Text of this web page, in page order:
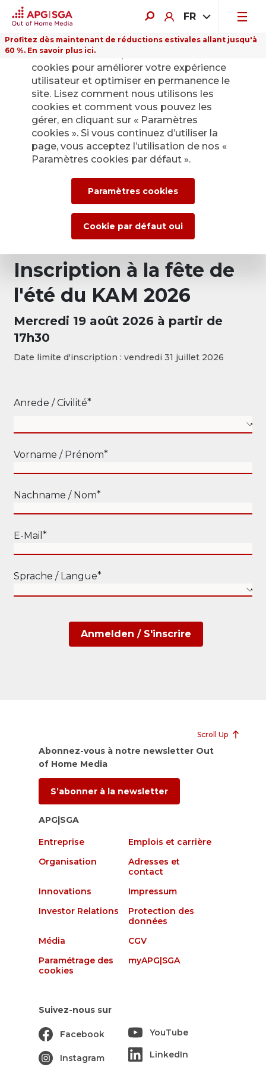
FR
Profitez dès maintenant de réductions estivales allant jusqu'à
60 %. En savoir plus ici.
Inscription à la fête de
l'été du KAM 2026
Mercredi 19 août 2026 à partir de
17h30
Date limite d'inscription : vendredi 31 juillet 2026
Anrede / Civilité
Vorname / Prénom
Nachname / Nom
E-Mail
Sprache / Langue
Anmelden / S'inscrire
Scroll Up
Abonnez-vous à notre newsletter Out
of Home Media
S’abonner à la newsletter
APG|SGA
Entreprise
Emplois et carrière
Organisation
Adresses et
contact
Innovations
Impressum
Investor Relations
Protection des
données
Média
CGV
Paramétrage des
cookies
myAPG|SGA
Suivez-nous sur
Facebook
Instagram
YouTube
LinkedIn
Sur ce site Internet, nous utilisons des
cookies pour améliorer votre expérience
utilisateur et optimiser en permanence le
site. Lisez comment nous utilisons les
cookies et comment vous pouvez les
gérer, en cliquant sur « Paramètres
cookies ». Si vous continuez d’utiliser la
page, vous acceptez l’utilisation de nos «
Paramètres cookies par défaut ».
Paramètres cookies
Cookie par défaut oui